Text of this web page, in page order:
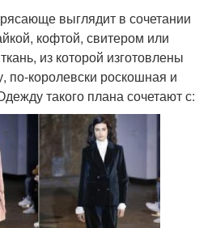
выглядит в сочетании
кофтой, свитером или
из которой изготовлены
по-королевски роскошная и
такого плана сочетают с: